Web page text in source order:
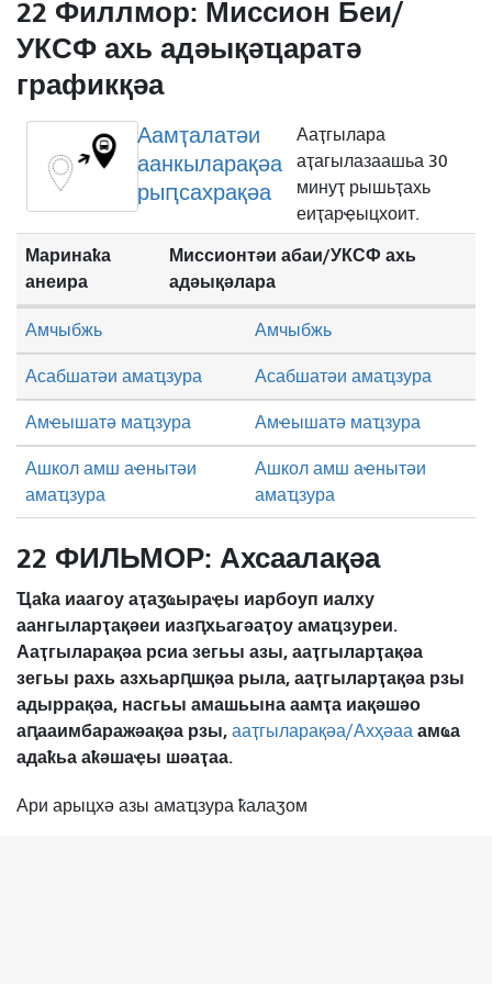
22 Филлмор: Миссион Беи/
УКСФ ахь адәықәҵаратә
графикқәа
Аамҭалатәи
аанкыларақәа
рыԥсахрақәа
Ааҭгылара
аҭагылазаашьа 30
минуҭ рышьҭахь
еиҭарҿыцхоит.
Маринаҟа
анеира
Миссионтәи абаи/УКСФ ахь
адәықәлара
Асабшатәи амаҵзура Асабшатәи амаҵзура
Амҽышатә маҵзура Амҽышатә маҵзура
Амчыбжь Амчыбжь
Ашкол амш аҽнытәи
амаҵзура
Ашкол амш аҽнытәи
амаҵзура
22 ФИЛЬМОР: Ахсаалақәа
Ҵаҟа иаагоу аҭаӡҩыраҿы иарбоуп иалху
аангыларҭақәеи иазԥхьагәаҭоу амаҵзуреи.
Ааҭгыларақәа рсиа зегьы азы, ааҭгыларҭақәа
зегьы рахь азхьарԥшқәа рыла, ааҭгыларҭақәа рзы
адыррақәа, насгьы амашьына аамҭа иақәшәо ​​
аԥааимбаражәақәа рзы, ааҭгыларақәа/Ахҳәаа амҩа
адаҟьа аҟәшаҿы шәаҭаа.
Ари арыцхә азы амаҵзура ҟалаӡом